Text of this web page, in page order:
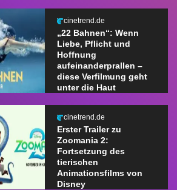
cinetrend.de
„22 Bahnen“: Wenn
Liebe, Pflicht und
Hoffnung
aufeinanderprallen –
diese Verfilmung geht
unter die Haut
cinetrend.de
Erster Trailer zu
Zoomania 2:
Fortsetzung des
tierischen
Animationsfilms von
Disney